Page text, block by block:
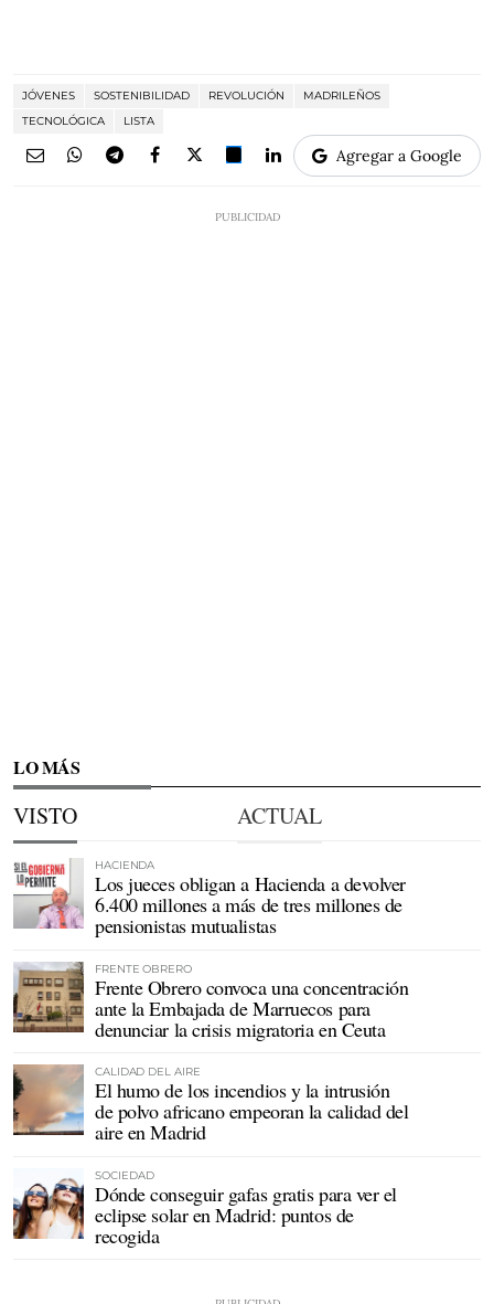
JÓVENES SOSTENIBILIDAD REVOLUCIÓN
MADRILEÑOS
TECNOLÓGICA
LISTA
Agregar a Google
LO MÁS
VISTO ACTUAL
HACIENDA
Los jueces obligan a Hacienda a devolver
6.400 millones a más de tres millones de
pensionistas mutualistas
FRENTE OBRERO
Frente Obrero convoca una concentración
ante la Embajada de Marruecos para
denunciar la crisis migratoria en Ceuta
CALIDAD DEL AIRE
El humo de los incendios y la intrusión
de polvo africano empeoran la calidad del
aire en Madrid
SOCIEDAD
Dónde conseguir gafas gratis para ver el
eclipse solar en Madrid: puntos de
recogida